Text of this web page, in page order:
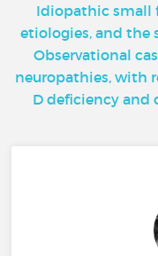
Idiopathic small
etiologies, and the
Observational
neuropathies, with
D deficiency and